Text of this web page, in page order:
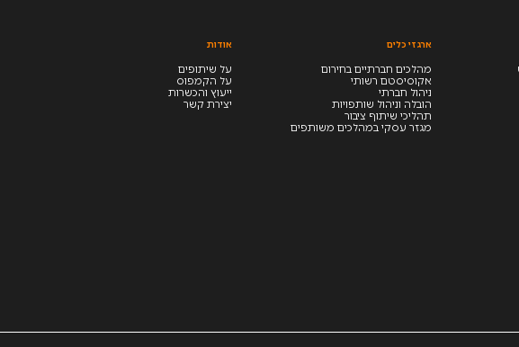
ארגזי כלים
מהלכים חברתיים בחירום
אקוסיסטם רשותי
ניהול חברתי
הובלה וניהול שותפויות
תהליכי שיתוף ציבור
מגזר עסקי במהלכים משותפים
אודות
על שיתופים
על הקמפוס
ייעוץ והכשרות
יצירת קשר